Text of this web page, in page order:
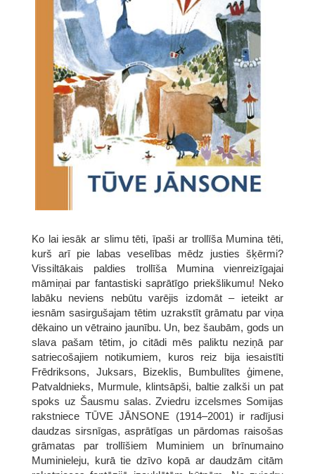
Ko lai iesāk ar slimu tēti, īpaši ar trollīša Mumina tēti,
kurš arī pie labas veselības mēdz justies šķērmi?
Vissiltākais paldies trollīša Mumina vienreizīgajai
māmiņai par fantastiski saprātīgo priekšlikumu! Neko
labāku neviens nebūtu varējis izdomāt – ieteikt ar
iesnām sasirgušajam tētim uzrakstīt grāmatu par viņa
dēkaino un vētraino jaunību. Un, bez šaubām, gods un
slava pašam tētim, jo citādi mēs paliktu neziņā par
satriecošajiem notikumiem, kuros reiz bija iesaistīti
Frēdriksons, Juksars, Bizeklis, Bumbulītes ģimene,
Patvaldnieks, Murmule, klintsāpši, baltie zalkši un pat
spoks uz Šausmu salas. Zviedru izcelsmes Somijas
rakstniece TŪVE JĀNSONE (1914–2001) ir radījusi
daudzas sirsnīgas, asprātīgas un pārdomas raisošas
grāmatas par trollīšiem Muminiem un brīnumaino
Muminieleju, kurā tie dzīvo kopā ar daudzām citām